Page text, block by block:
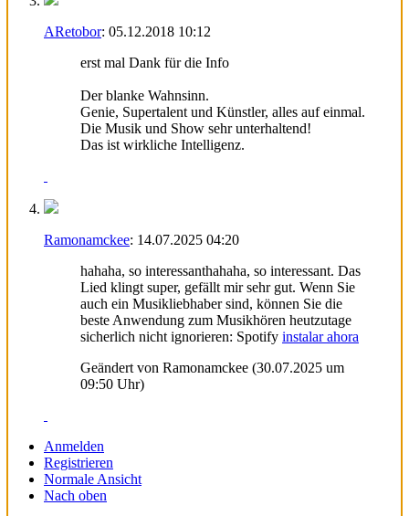
ARetobor: 05.12.2018 10:12
erst mal Dank für die Info
Der blanke Wahnsinn.
Genie, Supertalent und Künstler, alles auf einmal.
Die Musik und Show sehr unterhaltend!
Das ist wirkliche Intelligenz.
Ramonamckee: 14.07.2025 04:20
hahaha, so interessanthahaha, so interessant. Das
Lied klingt super, gefällt mir sehr gut. Wenn Sie
auch ein Musikliebhaber sind, können Sie die
beste Anwendung zum Musikhören heutzutage
sicherlich nicht ignorieren: Spotify instalar ahora
Geändert von Ramonamckee (30.07.2025 um
09:50 Uhr)
Anmelden
Registrieren
Normale Ansicht
Nach oben